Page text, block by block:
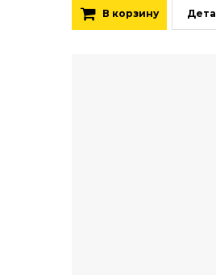
В корзину